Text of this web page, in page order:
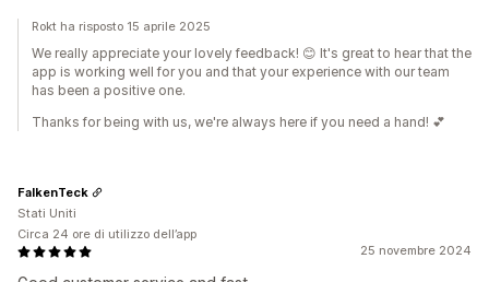
Rokt ha risposto 15 aprile 2025
We really appreciate your lovely feedback! 😊 It's great to hear that the
app is working well for you and that your experience with our team
has been a positive one.
Thanks for being with us, we're always here if you need a hand! 💕
25 novembre 2024
FalkenTeck
Stati Uniti
Circa 24 ore di utilizzo dell’app